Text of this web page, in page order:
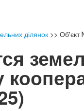
ділянок >> Об'єкт